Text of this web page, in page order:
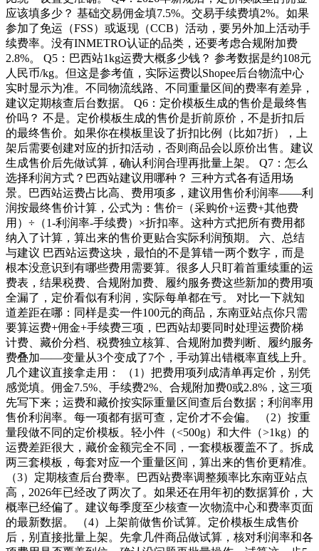
应该填多少？ 基础交易佣金填7.5%。交易手续费填2%。如果
参加了免运（FSS）或返现（CCB）活动，要另外加上活动手
续费率。没有INMETRO认证的品类，还要考虑合规附加费
2.8%。 Q5：巴西站1kg运费大概多少钱？ 参考数据是约108元
人民币/kg。但这是参考值，实际运费以Shopee后台物流中心
实时显示为准。不同物流线路、不同重量区间的费率有差异，
建议定期核查后台数据。 Q6：定价模板生成的售价是最终售
价吗？ 不是。定价模板生成的售价是折前原价，不是折扣后
的最终售价。如果你在模板里设了折扣比例（比如7折），上
架后需要创建对应的折扣活动，否则商品会以原价出售。建议
生成售价后先做试算，确认利润合理再批量上架。 Q7：怎么
选择利润方式？巴西站建议用哪种？ 三种方式各有适用场
景。巴西站运费占比高、费用项多，建议用售价利润率——利
润按最终售价计算，公式为：售价=（采购价+运费+其他费
用）÷（1-利润率-手续费）×折扣率。这种方式把所有费用都
纳入了计算，算出来的售价更贴合实际利润预期。 六、总结
与建议 巴西站运费这块，最怕的不是算错一两个数字，而是
根本没意识到有哪些费用需要算。很多人只盯着首重续重的运
费表，结果税费、合规附加费、履约服务费这些新加的费用项
全漏了，定价看似有利润，实际每单都在亏。 对比一下就知
道差距在哪：同样是卖一件100元的商品，东南亚站点你只需
要算运费+佣金+手续费三项，巴西站却要同时处理运费阶梯
计费、藏价分档、税费独立核算、合规附加费判断、履约服务
费叠加——变量从3个变成了7个，手动算出错概率直线上升。
几个建议直接拿走用： （1）把费用项列成清单再定价，别凭
感觉填。佣金7.5%、手续费2%、合规附加费0或2.8%，这三项
先写下来；运费和藏价按实际重量区间查后台数据；利润率用
售价利润率。每一项都有据可查，定价才不会偏。 （2）按重
量段做不同的定价模板。轻小件（<500g）和大件（>1kg）的
运费差距很大，藏价金额完全不同，一套模板覆盖不了。拆成
两三套模板，每套对应一个重量区间，算出来的售价更精准。
（3）定期核查后台费率。巴西站费率调整频率比东南亚站点
高，2026年已经改了两次了。如果还在用年初的数据算价，大
概率已经偏了。建议每季度至少核查一次物流中心和费率页面
的最新数据。 （4）上架前做售价试算。定价模板生成售价
后，别直接批量上架。先拿几件商品做试算，核对利润率和各